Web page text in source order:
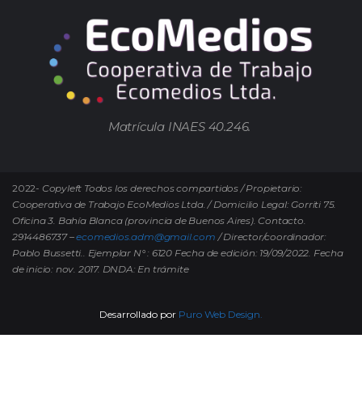
Matrícula INAES 40.246.
2022- Copyleft Todos los derechos compartidos / Propietario:
Cooperativa de Trabajo EcoMedios Ltda. / Domicilio Legal: Gorriti 75.
Oficina 3. Bahía Blanca (provincia de Buenos Aires). Contacto.
2914486737 –ecomedios.adm@gmail.com / Director/coordinador:
Pablo Bussetti.. Ejemplar N° : 6120 Fecha de edición: 19/09/2022. Fecha
de inicio: nov. 2017. DNDA: En trámite
Desarrollado por Puro Web Design.